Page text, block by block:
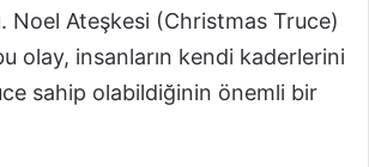
Noel Ateşkesi (Christmas Truce)
olay, insanların kendi kaderlerini
sahip olabildiğinin önemli bir